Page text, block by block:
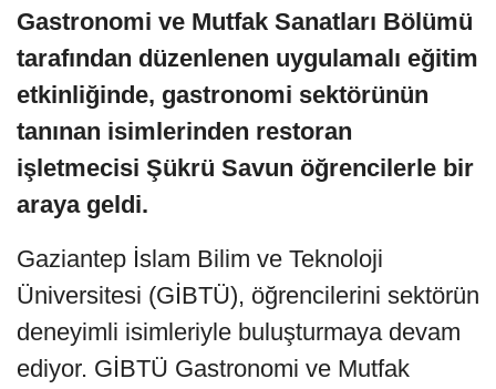
Gastronomi ve Mutfak Sanatları Bölümü
tarafından düzenlenen uygulamalı eğitim
etkinliğinde, gastronomi sektörünün
tanınan isimlerinden restoran
işletmecisi Şükrü Savun öğrencilerle bir
araya geldi.
Gaziantep İslam Bilim ve Teknoloji
Üniversitesi (GİBTÜ), öğrencilerini sektörün
deneyimli isimleriyle buluşturmaya devam
ediyor. GİBTÜ Gastronomi ve Mutfak